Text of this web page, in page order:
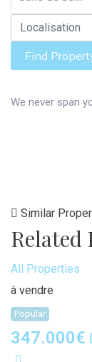
Find
We never span
Similar
Related
All Properties
à vendre
Popular
347.000€